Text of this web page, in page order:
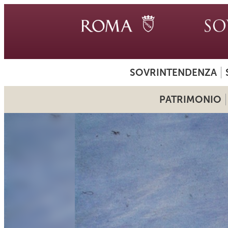
SOVRINTENDENZA
PATRIMONIO